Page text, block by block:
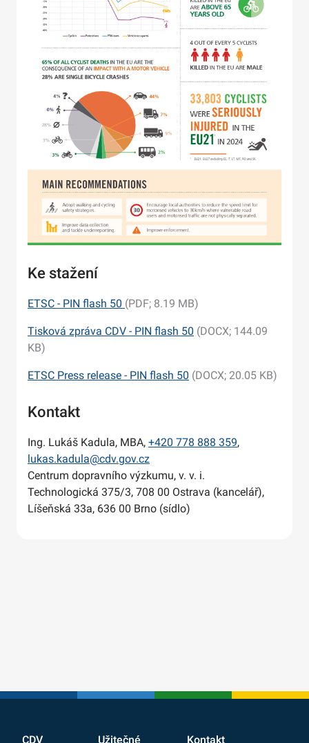
Ke stažení
ETSC - PIN flash 50 (PDF; 8.19 MB)
Tisková zpráva CDV - PIN flash 50 (DOCX; 144.09
KB)
ETSC Press release - PIN flash 50 (DOCX; 20.05 KB)
Kontakt
Ing. Lukáš Kadula, MBA, +420 778 888 359,
lukas.kadula@cdv.gov.cz
Centrum dopravního výzkumu, v. v. i.
Technologická 375/3, 708 00 Ostrava (kancelář),
Líšeňská 33a, 636 00 Brno (sídlo)
CDV Užitečné
Kontakt